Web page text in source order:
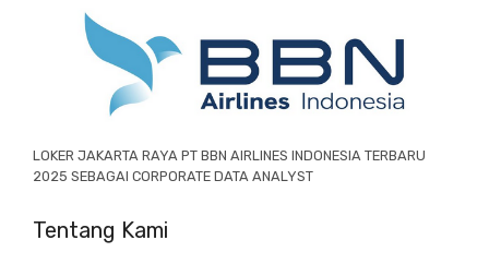
LOKER JAKARTA RAYA PT BBN AIRLINES INDONESIA TERBARU
2025 SEBAGAI CORPORATE DATA ANALYST
Tentang Kami